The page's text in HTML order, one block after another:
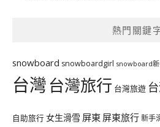
熱門關鍵
snowboard snowboardgirl snowboard
台灣台灣旅行 台灣旅遊
自助旅行 女生滑雪 屏東 屏東旅行新手